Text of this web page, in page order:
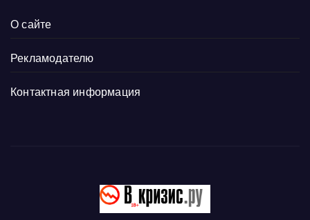
О сайте
Рекламодателю
Контактная информация